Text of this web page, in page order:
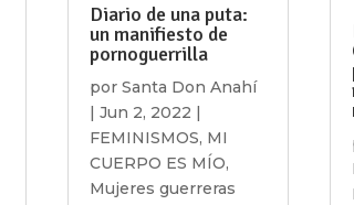
Diario de una puta:
un manifiesto de
pornoguerrilla
porSanta Don Anahí
|Jun 2, 2022 |
FEMINISMOS, MI
CUERPO ES MÍO,
Mujeres guerreras